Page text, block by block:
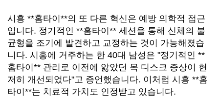
시흥 **홈타이**의 또 다른 혁신은 예방 의학적 접근
입니다. 정기적인 **홈타이** 세션을 통해 신체의 불
균형을 조기에 발견하고 교정하는 것이 가능해졌습
니다. 시흥에 거주하는 한 40대 남성은 "정기적인 **
홈타이** 관리로 이전에 앓았던 목 디스크 증상이 현
저히 개선되었다"고 증언했습니다. 이처럼 시흥 **홈
타이**는 치료적 가치도 인정받고 있습니다.